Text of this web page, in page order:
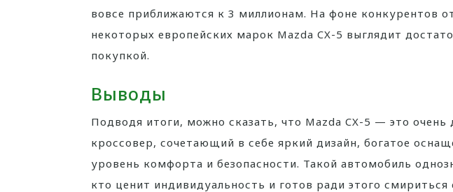
вовсе приближаются к 3 миллионам. На фоне конкурентов
некоторых европейских марок Mazda CX-5 выглядит
покупкой.
Выводы
Подводя итоги, можно сказать, что Mazda CX-5 — это
кроссовер, сочетающий в себе яркий дизайн, богатое
уровень комфорта и безопасности. Такой автомобиль
кто ценит индивидуальность и готов ради этого